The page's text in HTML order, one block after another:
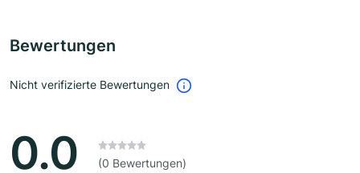
Bewertungen
Nicht verifizierte Bewertungen
0.0 (0 Bewertungen)